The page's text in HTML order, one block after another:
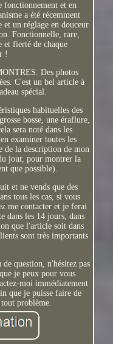
fonctionnement et en
a été récemment
un réglage en douceur
Fonctionnelle, rare,
et fierté de chaque
!
Des photos
C'est un bel article à
spécial.
habituelles des
bosse, une éraflure,
sera noté dans les
examiner toutes les
de la description de mon
jour, pour montrer la
que possible).
et ne vends que des
tous les cas, si vous
me contacter et je ferai
dans les 14 jours, dans
que l'article soit dans
sont très importants
question, n'hésitez pas
je peux pour vous
moi immédiatement
que je puisse faire de
problème.